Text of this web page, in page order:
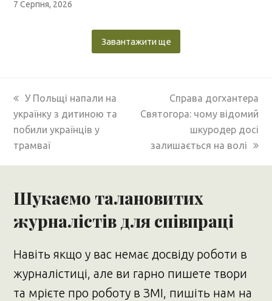
7 Серпня, 2026
Завантажити ще
previous
post:
У Польщі напали на
українку з дитиною та
побили українців у
трамваї
next
post:
Справа догхантера
Святогора: чому відомий
шкуродер досі
залишається на волі
Шукаємо талановитих
журналістів для співпраці
Навіть якщо у вас немає досвіду роботи в
журналістиці, але ви гарно пишете твори
та мрієте про роботу в ЗМІ, пишіть нам на